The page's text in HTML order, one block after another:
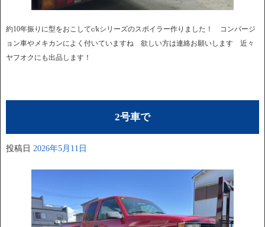
約10年振りに型をおこしてc/kシリーズのスポイラー作りました！ コンバージ
ョン車やメキカンによく付いていますね 欲しい方は連絡お願いします 近々
ヤフオクにも出品します！
2号車で
投稿日 2026年5月11日